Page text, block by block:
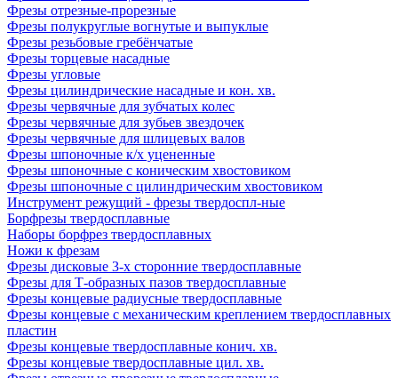
Фрезы отрезные-прорезные
Фрезы полукруглые вогнутые и выпуклые
Фрезы резьбовые гребёнчатые
Фрезы торцевые насадные
Фрезы угловые
Фрезы цилиндрические насадные и кон. хв.
Фрезы червячные для зубчатых колес
Фрезы червячные для зубьев звездочек
Фрезы червячные для шлицевых валов
Фрезы шпоночные к/х уцененные
Фрезы шпоночные с коническим хвостовиком
Фрезы шпоночные с цилиндрическим хвостовиком
Инструмент режущий - фрезы твердоспл-ные
Борфрезы твердосплавные
Наборы борфрез твердосплавных
Ножи к фрезам
Фрезы дисковые 3-х сторонние твердосплавные
Фрезы для Т-образных пазов твердосплавные
Фрезы концевые радиусные твердосплавные
Фрезы концевые с механическим креплением твердосплавных
пластин
Фрезы концевые твердосплавные конич. хв.
Фрезы концевые твердосплавные цил. хв.